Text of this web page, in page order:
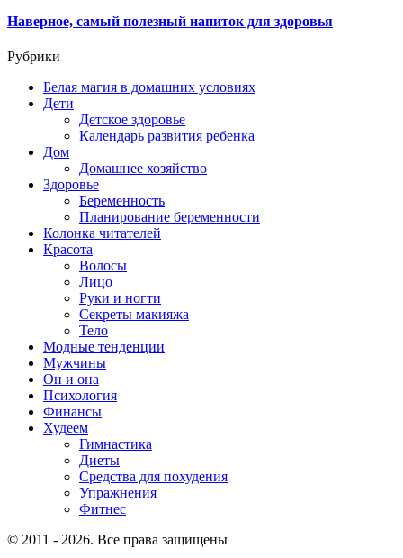
Наверное, самый полезный напиток для здоровья
Рубрики
Белая магия в домашних условиях
Дети
Детское здоровье
Календарь развития ребенка
Дом
Домашнее хозяйство
Здоровье
Беременность
Планирование беременности
Колонка читателей
Красота
Волосы
Лицо
Руки и ногти
Секреты макияжа
Тело
Модные тенденции
Мужчины
Он и она
Психология
Финансы
Худеем
Гимнастика
Диеты
Средства для похудения
Упражнения
Фитнес
© 2011 - 2026. Все права защищены